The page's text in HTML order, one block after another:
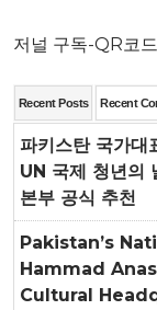
저널 구독-QR코
Recent Posts Recent
파키스탄 국가대
UN 국제 청년의
본부 공식 추천
Pakistan’s
Hammad
Cultural